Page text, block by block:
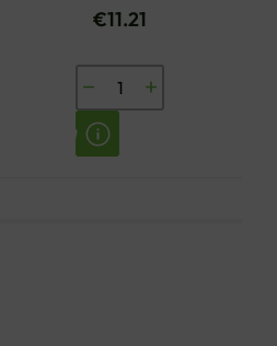
€11.21
AFTAMED
ORALNI
SPREJ